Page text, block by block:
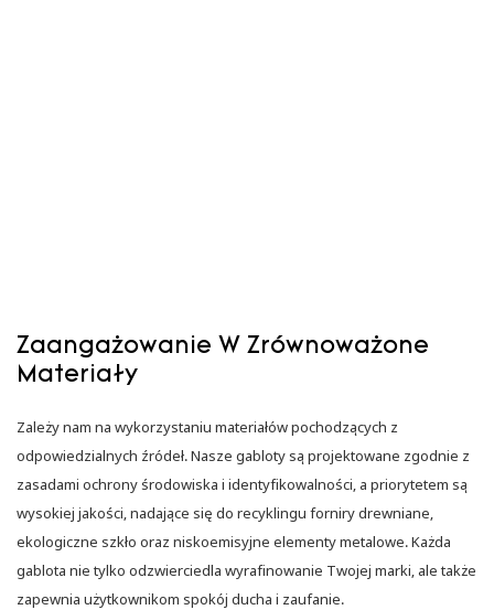
Zaangażowanie W Zrównoważone
Materiały
Zależy nam na wykorzystaniu materiałów pochodzących z
odpowiedzialnych źródeł. Nasze gabloty są projektowane zgodnie z
zasadami ochrony środowiska i identyfikowalności, a priorytetem są
wysokiej jakości, nadające się do recyklingu forniry drewniane,
ekologiczne szkło oraz niskoemisyjne elementy metalowe. Każda
gablota nie tylko odzwierciedla wyrafinowanie Twojej marki, ale także
zapewnia użytkownikom spokój ducha i zaufanie.